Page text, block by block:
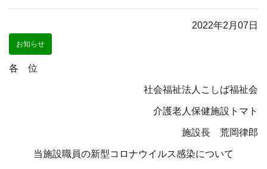
2022年2月07日
お知らせ
各 位
社会福祉法人こしば福祉会
介護老人保健施設トマト
施設長 荒岡律郎
当施設職員の新型コロナウイルス感染について